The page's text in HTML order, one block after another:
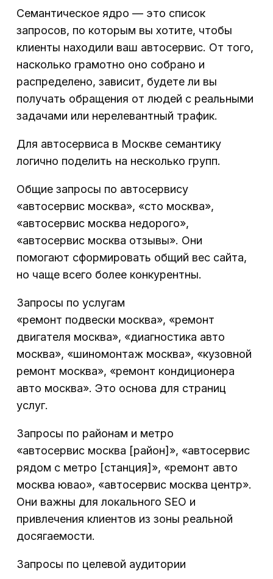
Семантическое ядро — это список
запросов, по которым вы хотите, чтобы
клиенты находили ваш автосервис. От того,
насколько грамотно оно собрано и
распределено, зависит, будете ли вы
получать обращения от людей с реальными
задачами или нерелевантный трафик.
Для автосервиса в Москве семантику
логично поделить на несколько групп.
Общие запросы по автосервису
«автосервис москва», «сто москва»,
«автосервис москва недорого»,
«автосервис москва отзывы». Они
помогают сформировать общий вес сайта,
но чаще всего более конкурентны.
Запросы по услугам
«ремонт подвески москва», «ремонт
двигателя москва», «диагностика авто
москва», «шиномонтаж москва», «кузовной
ремонт москва», «ремонт кондиционера
авто москва». Это основа для страниц
услуг.
Запросы по районам и метро
«автосервис москва [район]», «автосервис
рядом с метро [станция]», «ремонт авто
москва ювао», «автосервис москва центр».
Они важны для локального SEO и
привлечения клиентов из зоны реальной
досягаемости.
Запросы по целевой аудитории